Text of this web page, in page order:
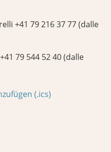
+41 79 216 37 77 (dalle
79 544 52 40 (dalle
(.ics)